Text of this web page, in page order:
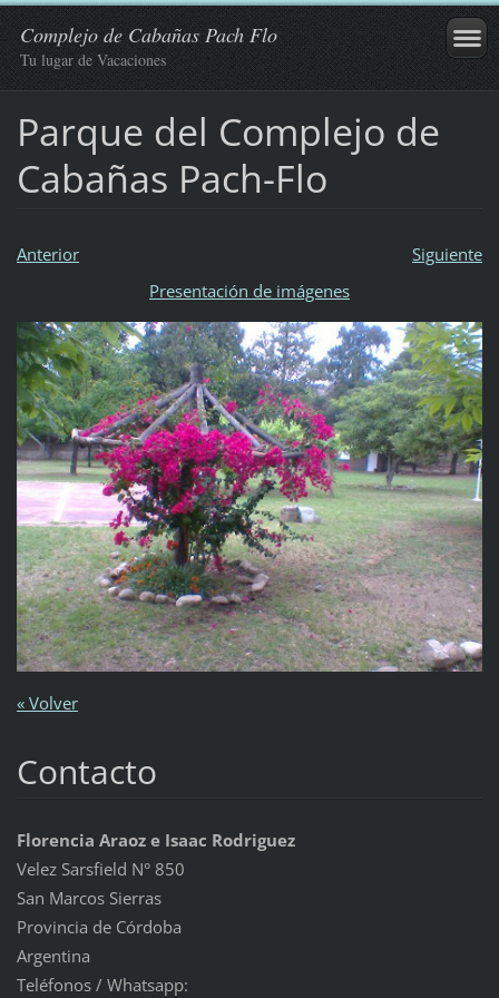
Complejo de Cabañas Pach Flo
Tu lugar de Vacaciones
Parque del Complejo de
Cabañas Pach-Flo
Anterior
Siguiente
Presentación de imágenes
« Volver
Contacto
Florencia Araoz e Isaac Rodriguez
Velez Sarsfield N° 850
San Marcos Sierras
Provincia de Córdoba
Argentina
Teléfonos / Whatsapp: